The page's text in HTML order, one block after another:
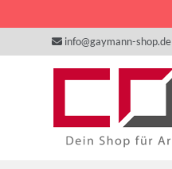
info@gaymann-shop.de